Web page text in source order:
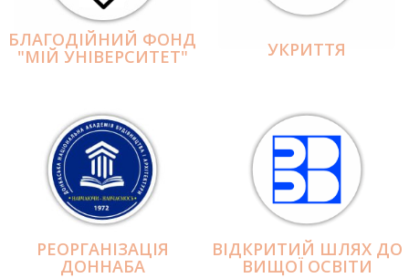
БЛАГОДІЙНИЙ ФОНД
"МІЙ УНІВЕРСИТЕТ" УКРИТТЯ
РЕОРГАНІЗАЦІЯ
ДОННАБА
ВІДКРИТИЙ ШЛЯХ ДО
ВИЩОЇ ОСВІТИ